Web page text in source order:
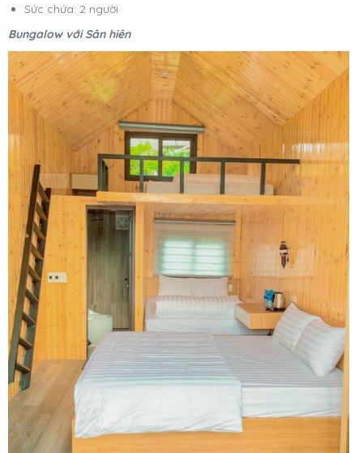
Sức chứa: 2 người
Bungalow với Sân hiên